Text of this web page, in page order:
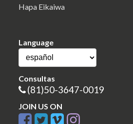
Hapa Eikaiwa
Language
Consultas
(81)50-3647-0019
JOIN US ON